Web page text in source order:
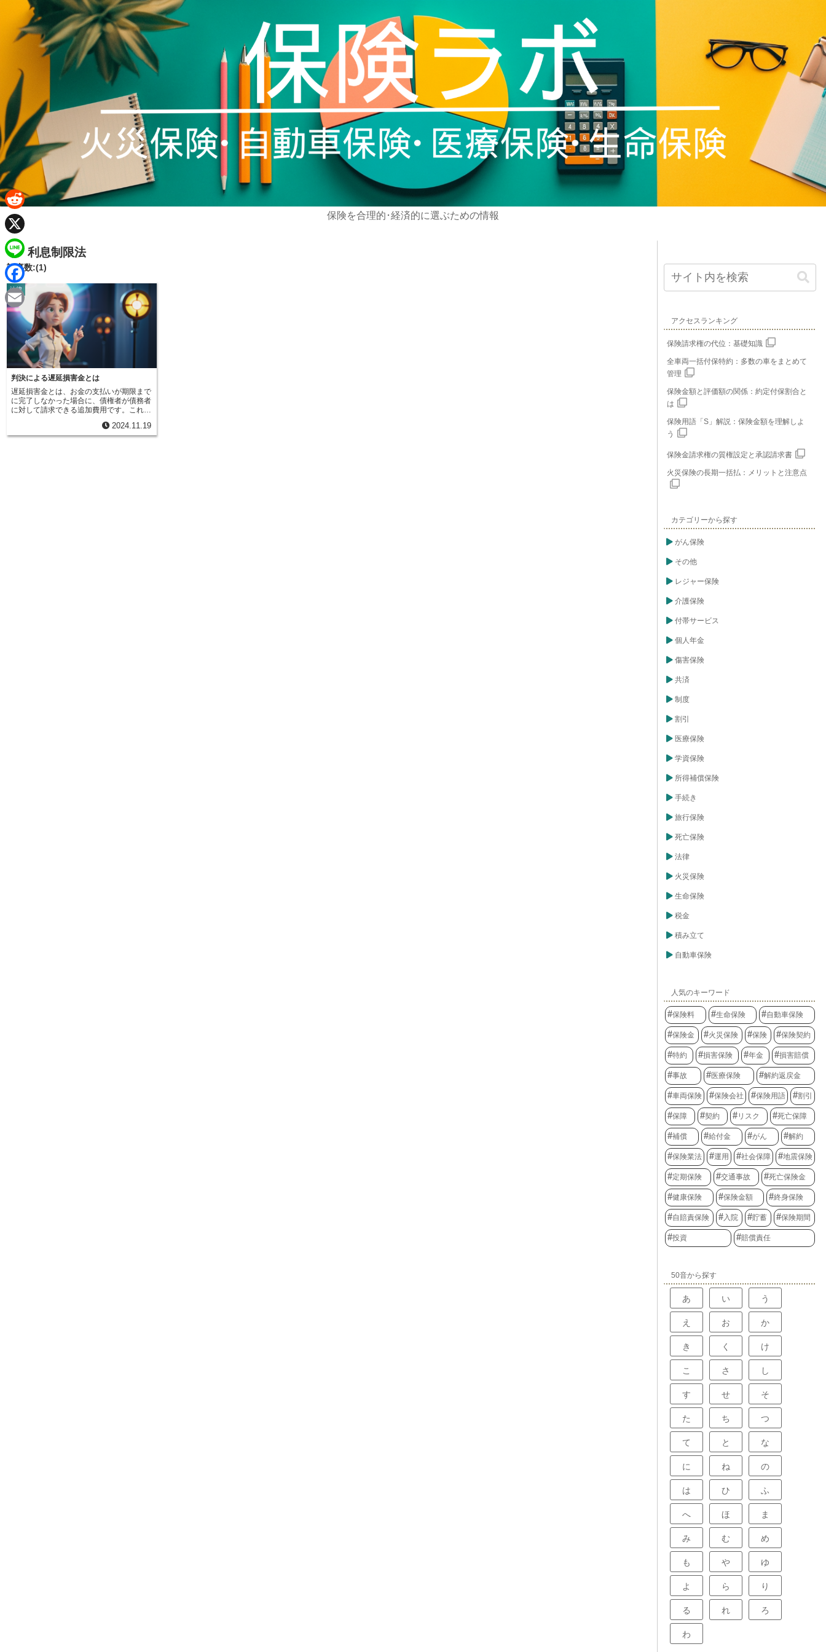
保険を合理的･経済的に選ぶための情報
利息制限法
記事数:(1)
法律
判決による遅延損害金とは
遅延損害金とは、お金の支払いが期限まで
に完了しなかった場合に、債権者が債務者
に対して請求できる追加費用です。これ
失を補填するための制度です。たとえば、
裁判で損害賠償の支払いを命じられたにも
2024.11.19
アクセスランキング
保険請求権の代位：基礎知識
全車両一括付保特約：多数の車をまとめて
管理
保険金額と評価額の関係：約定付保割合と
は
保険用語「S」解説：保険金額を理解しよ
う
保険金請求権の質権設定と承認請求書
火災保険の長期一括払：メリットと注意点
カテゴリーから探す
がん保険
その他
レジャー保険
介護保険
付帯サービス
個人年金
傷害保険
共済
制度
割引
医療保険
学資保険
所得補償保険
手続き
旅行保険
死亡保険
法律
火災保険
生命保険
税金
積み立て
自動車保険
人気のキーワード
保険料 生命保険 自動車保険
保険金 火災保険 保険 保険契約
特約 損害保険 年金 損害賠償
事故 医療保険 解約返戻金
車両保険 保険会社 保険用語 割引
保障 契約 リスク 死亡保障
補償 給付金 がん 解約
保険業法 運用 社会保障 地震保険
定期保険 交通事故 死亡保険金
健康保険 保険金額 終身保険
自賠責保険 入院 貯蓄 保険期間
投資 賠償責任
50音から探す
あ い う
え お か
き く け
こ さ し
す せ そ
た ち つ
て と な
に ね の
は ひ ふ
へ ほ ま
み む め
も や ゆ
よ ら り
る れ ろ
わ
R
e
d
d
i
t
X
L
n
e
F
a
c
e
b
E
m